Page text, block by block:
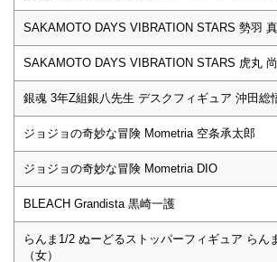
SAKAMOTO DAYS VIBRATION STARS 勢羽
SAKAMOTO DAYS VIBRATION STARS 虎丸 尚
銀魂 3年Z組銀八先生 デスクフィギュア 沖田総
ジョジョの奇妙な冒険 Mometria 空条承太郎
ジョジョの奇妙な冒険 Mometria DIO
BLEACH Grandista 黒崎一護
らんま1/2 ぬーどるストッパーフィギュア らん
（女）